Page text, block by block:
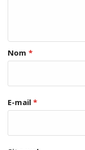
Nom *
E-mail*